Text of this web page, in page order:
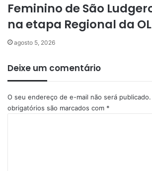
Feminino de São
na etapa Regional da
agosto 5, 2026
Deixe um comentário
O seu endereço de e-mail não será publicado.
obrigatórios são marcados com *